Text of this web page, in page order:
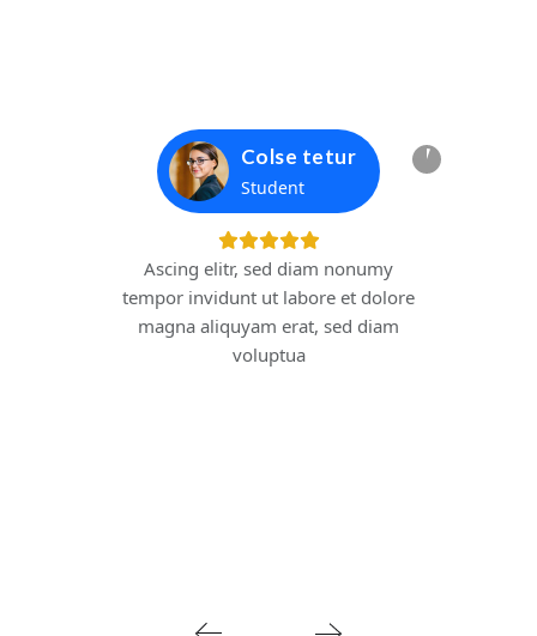
Colse tetur
Student
Ascing elitr, sed diam nonumy
tempor invidunt ut labore et dolore
magna aliquyam erat, sed diam
voluptua